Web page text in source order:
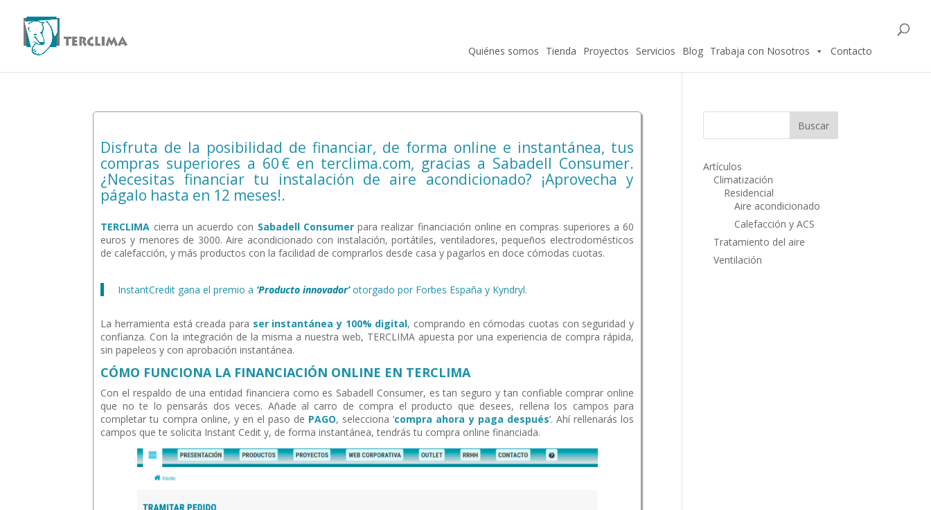
Quiénes somos Tienda Proyectos Servicios Blog Trabaja con Nosotros Contacto
Disfruta de la posibilidad de financiar, de forma online e instantánea, tus
compras superiores a 60 € en terclima.com, gracias a Sabadell Consumer.
¿Necesitas financiar tu instalación de aire acondicionado? ¡Aprovecha y
págalo hasta en 12 meses!.
TERCLIMA cierra un acuerdo con Sabadell Consumerpara realizar financiación online en compras superiores a 60
euros y menores de 3000. Aire acondicionado con instalación, portátiles, ventiladores, pequeños electrodomésticos
de calefacción, y más productos con la facilidad de comprarlos desde casa y pagarlos en doce cómodas cuotas.
InstantCredit gana el premio a ‘Producto innovador’otorgado por Forbes España y Kyndryl.
La herramienta está creada para ser instantánea y 100% digital, comprando en cómodas cuotas con seguridad y
confianza. Con la integración de la misma a nuestra web, TERCLIMA apuesta por una experiencia de compra rápida,
sin papeleos y con aprobación instantánea.
CÓMO FUNCIONA LA FINANCIACIÓN ONLINE EN TERCLIMA
Con el respaldo de una entidad financiera como es Sabadell Consumer, es tan seguro y tan confiable comprar online
que no te lo pensarás dos veces. Añade al carro de compra el producto que desees, rellena los campos para
completar tu compra online, y en el paso de PAGO, selecciona ‘compra ahora y paga después’. Ahí rellenarás los
campos que te solicita Instant Cedit y, de forma instantánea, tendrás tu compra online financiada.
Artículos
Climatización
Residencial
Aire acondicionado
Calefacción y ACS
Tratamiento del aire
Ventilación